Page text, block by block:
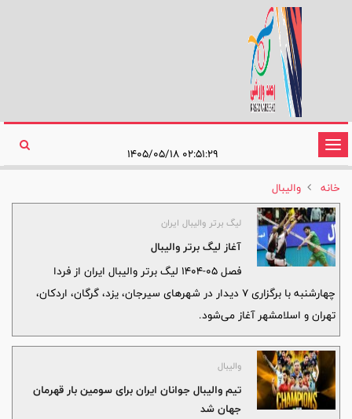
تغییر
وضعیت
ناوبری
خانه
والیبال
لیگ برتر والیبال ایران
آغاز لیگ برتر والیبال
فصل 05-1404 لیگ برتر والیبال ایران از فردا
چهارشنبه با برگزاری 7 دیدار در شهرهای سیرجان، یزد، گرگان، اردکان،
تهران و اسلامشهر آغاز می‌شود.
والیبال
تیم والیبال جوانان ایران برای سومین بار قهرمان
جهان شد